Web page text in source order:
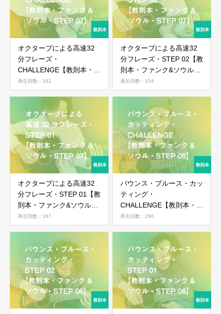
オクターブによる高速32
分フレーズ・
CHALLENGE【教則本・フ
ァンク&ソウル・STEP
07】
再生回数：162
オクターブによる高速32
分フレーズ・STEP 02【教
則本・ファンク&ソウル・
STEP 07】
再生回数：154
オクターブによる高速32
分フレーズ・STEP 01【教
則本・ファンク&ソウル・
STEP 07】
再生回数：167
バウンス・ブルース・カッ
ティング・
CHALLENGE【教則本・フ
ァンク&ソウル・STEP
06】
再生回数：296